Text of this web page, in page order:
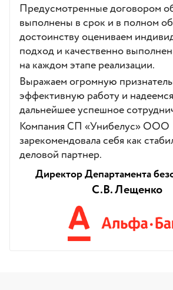
Предусмотренные договором
выполнены в срок и в полном
достоинству оцениваем
подход и качественно
на каждом этапе реализации.
Выражаем огромную
эффективную работу и
дальнейшее успешное
Компания СП «Унибелус» ООО
зарекомендовала себя как
деловой партнер.
Директор Департамента
С.В. Лещенко